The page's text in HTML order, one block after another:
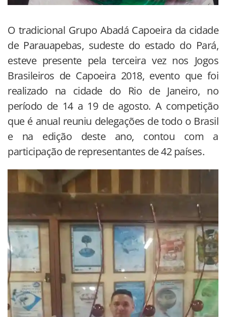
O tradicional Grupo Abadá Capoeira da cidade
de Parauapebas, sudeste do estado do Pará,
esteve presente pela terceira vez nos Jogos
Brasileiros de Capoeira 2018, evento que foi
realizado na cidade do Rio de Janeiro, no
período de 14 a 19 de agosto. A competição
que é anual reuniu delegações de todo o Brasil
e na edição deste ano, contou com a
participação de representantes de 42 países.